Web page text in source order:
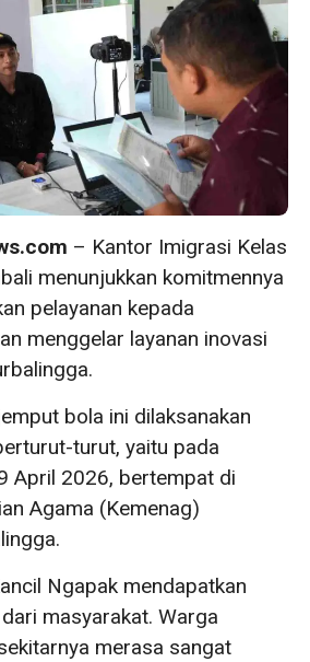
– Kantor Imigrasi Kelas
menunjukkan komitmennya
pelayanan kepada
menggelar layanan inovasi
bola ini dilaksanakan
turut, yaitu pada
April 2026, bertempat di
Agama (Kemenag)
Ngapak mendapatkan
masyarakat. Warga
merasa sangat